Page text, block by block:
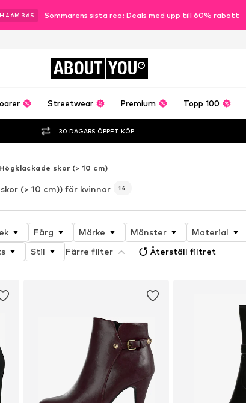
H 46M 35S Sommarens sista rea: Deals med upp till 60% rabatt
ABOUT YOU
Streetwear Premium Topp 100
30 DAGARS ÖPPET KÖP
Högklackade skor (> 10 cm)
(> 10 cm)) för kvinnor 14
Färg Märke Mönster Material
Stil Färre filter Återställ filtret